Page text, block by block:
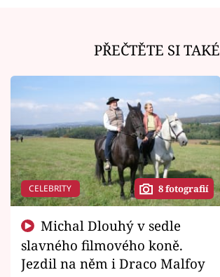
PŘEČTĚTE SI TAKÉ
CELEBRITY 8 fotografií
slavného filmového koně.
Jezdil na něm i Draco Malfoy